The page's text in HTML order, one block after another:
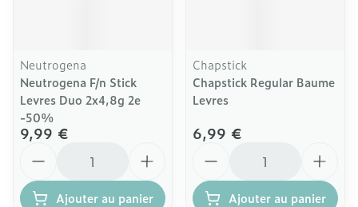
Neutrogena
Neutrogena F/n Stick
Levres Duo 2x4,8g 2e
-50%
9,99 €
Ajouter au panier
Chapstick
Chapstick Regular Baume
Levres
6,99 €
Ajouter au panier